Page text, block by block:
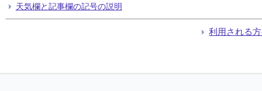
天気欄と記事欄の記号の説明
利用される